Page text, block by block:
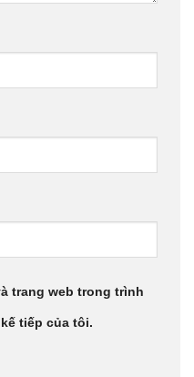
trang web trong trình
tiếp của tôi.